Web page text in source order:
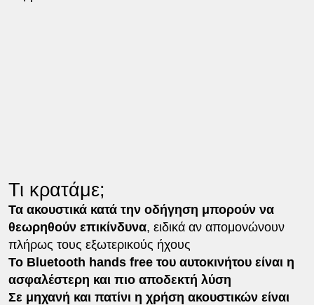
Τι κρατάμε;
Τα ακουστικά κατά την οδήγηση μπορούν να
θεωρηθούν επικίνδυνα, ειδικά αν απομονώνουν
πλήρως τους εξωτερικούς ήχους
Το Bluetooth hands free του αυτοκινήτου είναι η
ασφαλέστερη και πιο αποδεκτή λύση
Σε μηχανή και πατίνι η χρήση ακουστικών είναι